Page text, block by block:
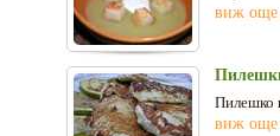
виж още
Пилешко
виж още